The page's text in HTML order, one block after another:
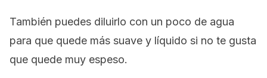
También puedes diluirlo con un poco de agua
para que quede más suave y líquido si no te gusta
que quede muy espeso.